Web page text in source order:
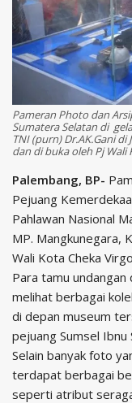
Pameran Photo dan
Sumatera Selatan di
TNI (purn) Dr.AK.Gani
dan di buka oleh Pj Wali
Palembang, BP-
Pejuang
Pahlawan Nasional
MP. Mangkunegara,
Wali Kota Cheka
Para tamu
melihat berbagai
di depan museum
pejuang Sumsel
Selain banyak foto
terdapat berbagai
seperti atribut